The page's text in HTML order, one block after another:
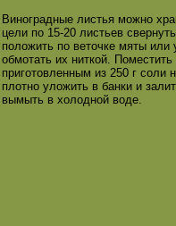
Виноградные листья можно
цели по 15-20 листьев
положить по веточке мяты
обмотать их ниткой.
приготовленным из 250 г соли
плотно уложить в банки и
вымыть в холодной воде.